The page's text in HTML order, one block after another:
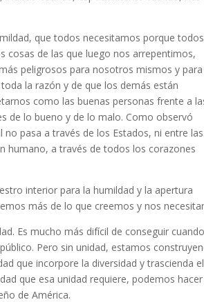
que todos necesitamos porque todos
cosas de las que luego nos arrepentimos,
peligrosos para nosotros mismos y
la razón y de que los demás están
como las buenas personas frente a
de lo bueno y de lo malo. Como observó
no pasa a través de los Estados, ni entre las
humano, a través de todos los corazones
interior para la humildad y la apertura
más de lo que creemos y nos
Es mucho más difícil de conseguir
Pero sin unidad, estamos
que incorpore la diversidad y trascienda el
que esa unidad requiere, podemos hacer
de América.